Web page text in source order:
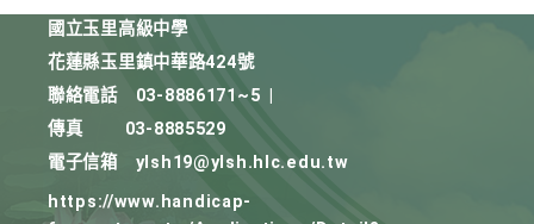
國立玉里高級中學
花蓮縣玉里鎮中華路424號
聯絡電話
03-8886171~5
傳真
03-8885529
電子信箱
ylsh19@ylsh.hlc.edu.tw
https://www.handicap-